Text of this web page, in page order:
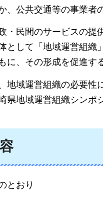
、公共交通等の事業者
・民間のサービスの提
として「地域運営組織
に、その形成を促進す
地域運営組織の必要性
県地域運営組織シンポ
とおり